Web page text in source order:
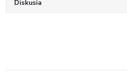
Diskusia